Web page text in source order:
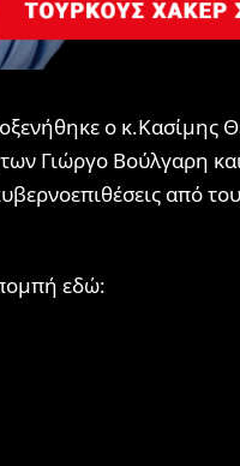
ο κ.Κασίμης
Γιώργο Βούλγαρη
από
εδώ: